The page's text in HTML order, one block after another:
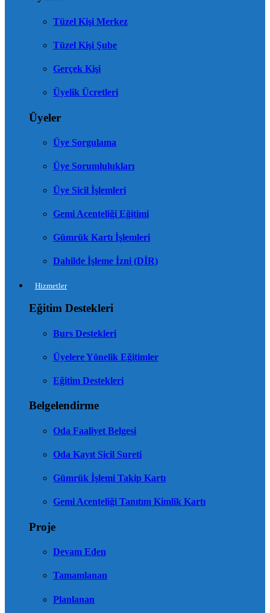
Tüzel Kişi Merkez
Tüzel Kişi Şube
Gerçek Kişi
Üyelik Ücretleri
Üyeler
Üye Sorgulama
Üye Sorumlulukları
Üye Sicil İşlemleri
Gemi Acenteliği Eğitimi
Gümrük Kartı İşlemleri
Dahilde İşleme İzni (DİR)
Hizmetler
Eğitim Destekleri
Burs Destekleri
Üyelere Yönelik Eğitimler
Eğitim Destekleri
Belgelendirme
Oda Faaliyet Belgesi
Oda Kayıt Sicil Sureti
Gümrük İşlemi Takip Kartı
Gemi Acenteliği Tanıtım Kimlik Kartı
Proje
Devam Eden
Tamamlanan
Planlanan